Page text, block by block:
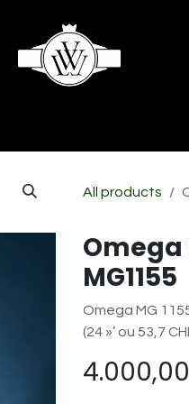
All products
Omega
MG1155
Omega MG
(24 »’ ou 53,7
4.000,00